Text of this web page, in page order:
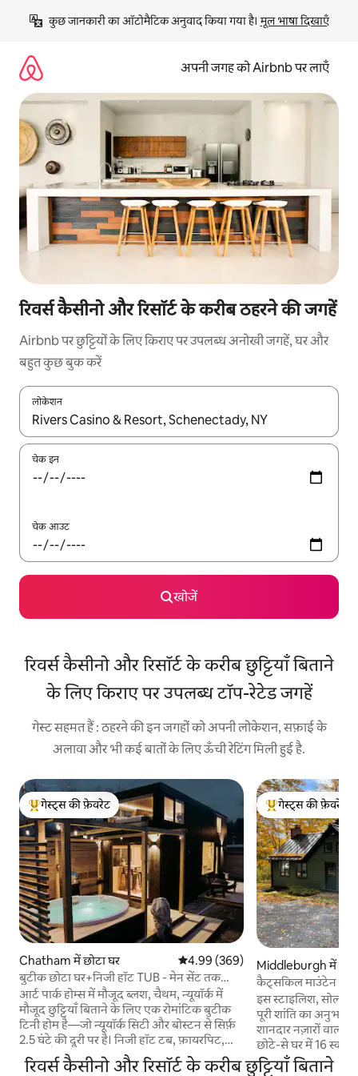
छोड़कर
कॉन्टेंट
कुछ जानकारी का ऑटोमैटिक अनुवाद किया गया है। मूल भाषा दिखाएँ
अपनी जगह को Airbnb पर लाएँ
रिवर्स कैसीनो और रिसॉर्ट के करीब ठहरने की जगहें
Airbnb पर छुट्टियों के लिए किराए पर उपलब्ध अनोखी जगहें, घर और
बहुत कुछ बुक करें
लोकेशन
नतीजों के उपलब्ध होने पर, अप और डाउन 'ऐरो की' का इस्तेमाल करके नेविगेट
चेक इन
चेक आउट
खोजें
रिवर्स कैसीनो और रिसॉर्ट के करीब छुट्टियाँ बिताने
के लिए किराए पर उपलब्ध टॉप-रेटेड जगहें
गेस्ट सहमत हैं : ठहरने की इन जगहों को अपनी लोकेशन, सफ़ाई के
अलावा और भी कई बातों के लिए ऊँची रेटिंग मिली हुई है.
गेस्ट्स का टॉप फ़ेवरेट
गेस्ट्स की फ़ेवरेट
Chatham में छोटा घर औसत रेटिंग 5 में से 4.99, 369 समीक्षाएँ
4.99 (369)
बुटीक छोटा घर+निजी हॉट TUB - मेन सेंट तक
पैदल चलें
आर्ट पार्क होम्स में मौजूद ब्लश, चैथम, न्यूयॉर्क में
मौजूद छुट्टियाँ बिताने के लिए एक रोमांटिक बुटीक
टिनी होम है—जो न्यूयॉर्क सिटी और बोस्टन से सिर्फ़
2.5 घंटे की दूरी पर है। निजी हॉट टब, फ़ायरपिट,
सपनों जैसे लॉफ़्ट लाउंज, आलिशान क्वीन बेड, पूरी
तरह सुसज्जित रसोई और पूरी जगह में सोच-समझकर
गेस्ट्स का टॉप फ़ेवरेट
गेस्ट्स की फ़ेवरेट
Middleburgh में
कैट्सकिल माउंटेन
स्कायलाइट्स
इस स्टाइलिश, सोलर-
पूरी शांति का अनुभव
शानदार नज़ारों वाली
छोटे-से घर में 16
विश्व स्तरीय तारों के
रिवर्स कैसीनो और रिसॉर्ट के करीब छुट्टियाँ बिताने